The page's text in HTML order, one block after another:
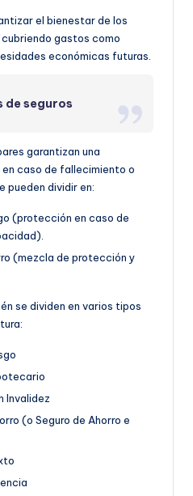
el bienestar de los
gastos como
económicas futuras.
de seguros
garantizan una
caso de fallecimiento o
pueden dividir en:
(protección en caso de
(mezcla de protección y
se dividen en varios tipos
Invalidez
(o Seguro de Ahorro e